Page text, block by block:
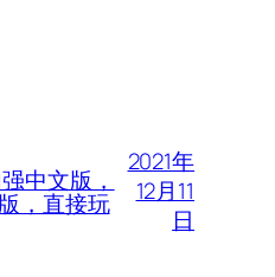
中文版，
，直接玩
2021年
12月11
日